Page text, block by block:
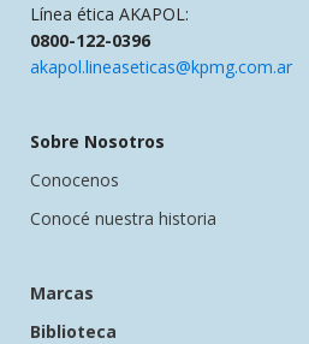
Línea ética AKAPOL:
0800-122-0396
akapol.lineaseticas@kpmg.com.ar
Sobre Nosotros
Conocenos
Conocé nuestra historia
Marcas
Biblioteca